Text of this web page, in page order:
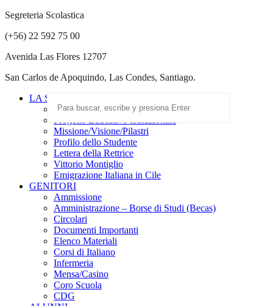
Segreteria Scolastica
(+56) 22 592 75 00
Avenida Las Flores 12707
San Carlos de Apoquindo, Las Condes, Santiago.
LA SCUOLA
Scuola Paritaria
Missione/Visione/Pilastri
Profilo dello Studente
Lettera della Rettrice
Vittorio Montiglio
Emigrazione Italiana in Cile
GENITORI
Ammissione
Amministrazione – Borse di Studi (Becas)
Circolari
Documenti Importanti
Elenco Materiali
Corsi di Italiano
Infermeria
Mensa/Casino
Coro Scuola
CDG